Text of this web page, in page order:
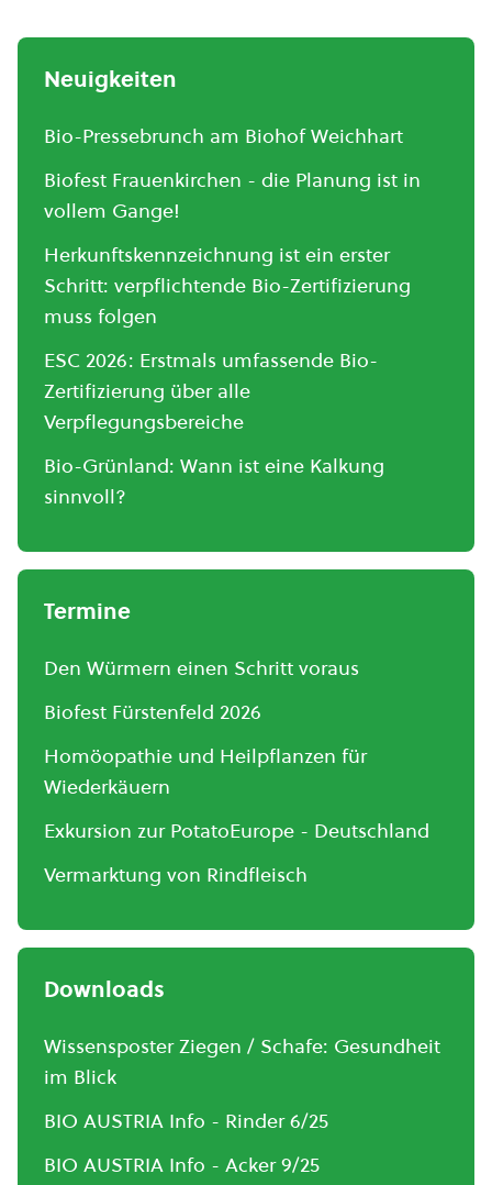
Neuigkeiten
Bio-Pressebrunch am Biohof Weichhart
Biofest Frauenkirchen - die Planung ist in
vollem Gange!
Herkunftskennzeichnung ist ein erster
Schritt: verpflichtende Bio-Zertifizierung
muss folgen
ESC 2026: Erstmals umfassende Bio-
Zertifizierung über alle
Verpflegungsbereiche
Bio-Grünland: Wann ist eine Kalkung
sinnvoll?
Termine
Den Würmern einen Schritt voraus
Biofest Fürstenfeld 2026
Homöopathie und Heilpflanzen für
Wiederkäuern
Exkursion zur PotatoEurope - Deutschland
Vermarktung von Rindfleisch
Downloads
Wissensposter Ziegen / Schafe: Gesundheit
im Blick
BIO AUSTRIA Info - Rinder 6/25
BIO AUSTRIA Info - Acker 9/25